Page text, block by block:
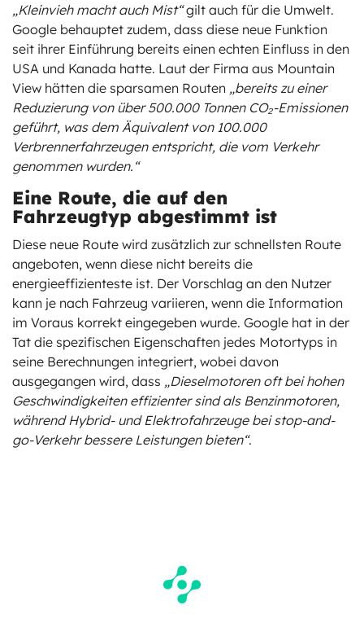
„Kleinvieh macht auch Mist“gilt auch für die Umwelt.
Google behauptet zudem, dass diese neue Funktion
seit ihrer Einführung bereits einen echten Einfluss in den
USA und Kanada hatte. Laut der Firma aus Mountain
View hätten die sparsamen Routen „bereits zu einer
Reduzierung von über 500.000 Tonnen CO₂-Emissionen
geführt, was dem Äquivalent von 100.000
Verbrennerfahrzeugen entspricht, die vom Verkehr
genommen wurden.“
Eine Route, die auf den
Fahrzeugtyp abgestimmt ist
Diese neue Route wird zusätzlich zur schnellsten Route
angeboten, wenn diese nicht bereits die
energieeffizienteste ist. Der Vorschlag an den Nutzer
kann je nach Fahrzeug variieren, wenn die Information
im Voraus korrekt eingegeben wurde. Google hat in der
Tat die spezifischen Eigenschaften jedes Motortyps in
seine Berechnungen integriert, wobei davon
ausgegangen wird, dass „Dieselmotoren oft bei hohen
Geschwindigkeiten effizienter sind als Benzinmotoren,
während Hybrid- und Elektrofahrzeuge bei stop-and-
go-Verkehr bessere Leistungen bieten“.